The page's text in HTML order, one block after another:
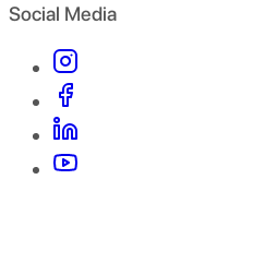
Social Media